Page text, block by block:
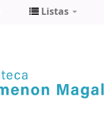
Listas